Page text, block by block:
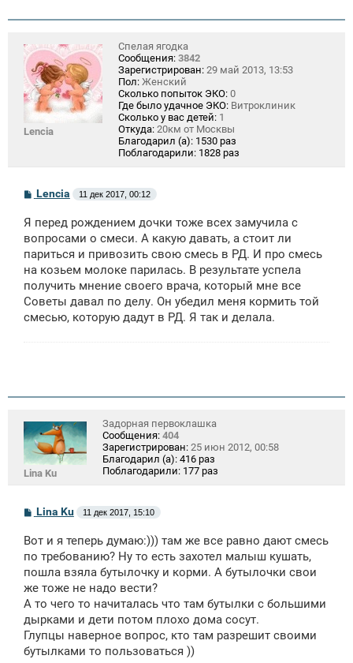
Lencia
Спелая ягодка
Сообщения: 3842
Зарегистрирован: 29 май 2013, 13:53
Пол: Женский
Сколько попыток ЭКО: 0
Где было удачное ЭКО: Витроклиник
Сколько у вас детей: 1
Откуда: 20км от Москвы
Благодарил (а): 1530 раз
Поблагодарили: 1828 раз
С
б
щ
н
и
Lencia 11 дек 2017, 00:12
Я перед рождением дочки тоже всех замучила с
вопросами о смеси. А какую давать, а стоит ли
париться и привозить свою смесь в РД. И про смесь
на козьем молоке парилась. В результате успела
получить мнение своего врача, который мне все
Советы давал по делу. Он убедил меня кормить той
смесью, которую дадут в РД. Я так и делала.
Lina Ku
Задорная первоклашка
Сообщения: 404
Зарегистрирован: 25 июн 2012, 00:58
Благодарил (а): 416 раз
Поблагодарили: 177 раз
С
о
б
щ
н
и
Lina Ku 11 дек 2017, 15:10
Вот и я теперь думаю:))) там же все равно дают смесь
по требованию? Ну то есть захотел малыш кушать,
пошла взяла бутылочку и корми. А бутылочки свои
же тоже не надо вести?
А то чего то начиталась что там бутылки с большими
дырками и дети потом плохо дома сосут.
Глупцы наверное вопрос, кто там разрешит своими
бутылками то пользоваться ))